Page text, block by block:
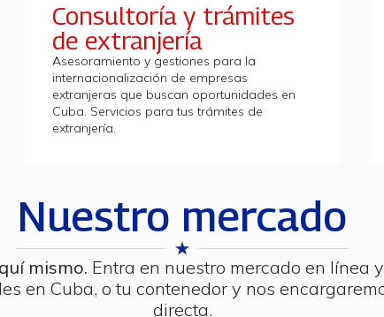
Consultoría y trámites
de extranjería
Asesoramiento y gestiones para la
internacionalización de empresas
extranjeras que buscan oportunidades en
Cuba. Servicios para tus trámites de
extranjería.
Nuestro mercado
mismo. Entra en nuestro mercado en línea
en Cuba, o tu contenedor y nos
directa.